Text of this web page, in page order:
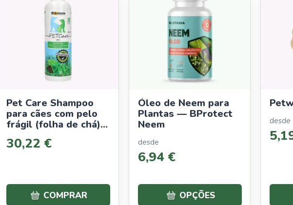
Pet Care Shampoo
para cães com pelo
frágil (folha de chá)
30,22 €
COMPRAR
Óleo de Neem para
Plantas — BProtect
Neem
desde
6,94 €
OPÇÕES
desde
5,